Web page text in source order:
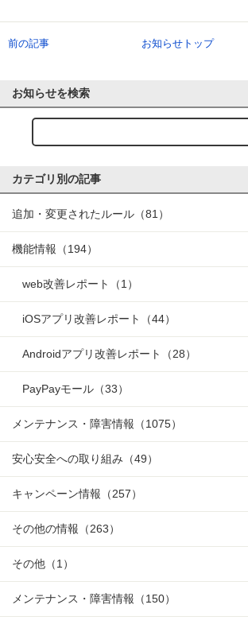
前の記事 お知らせトップ
お知らせを検索
カテゴリ別の記事
追加・変更されたルール （81）
機能情報 （194）
web改善レポート （1）
iOSアプリ改善レポート （44）
Androidアプリ改善レポート （28）
PayPayモール （33）
メンテナンス・障害情報 （1075）
安心安全への取り組み （49）
キャンペーン情報 （257）
その他の情報 （263）
その他 （1）
メンテナンス・障害情報 （150）